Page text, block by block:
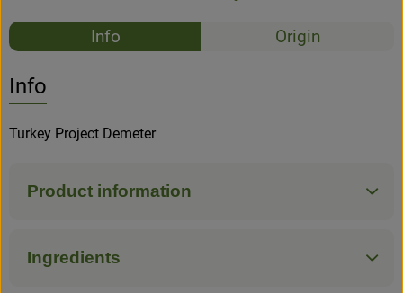
Recipes
Info Origin
Info
Turkey Project Demeter
Product information
Ingredients